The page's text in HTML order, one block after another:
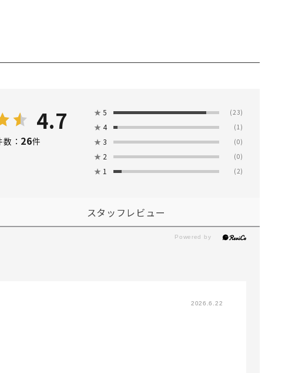
4.7
： 26件
★ 5 (23)
★ 4 (1)
★ 3 (0)
★ 2 (0)
★ 1 (2)
スタッフレビュー
2026.6.22